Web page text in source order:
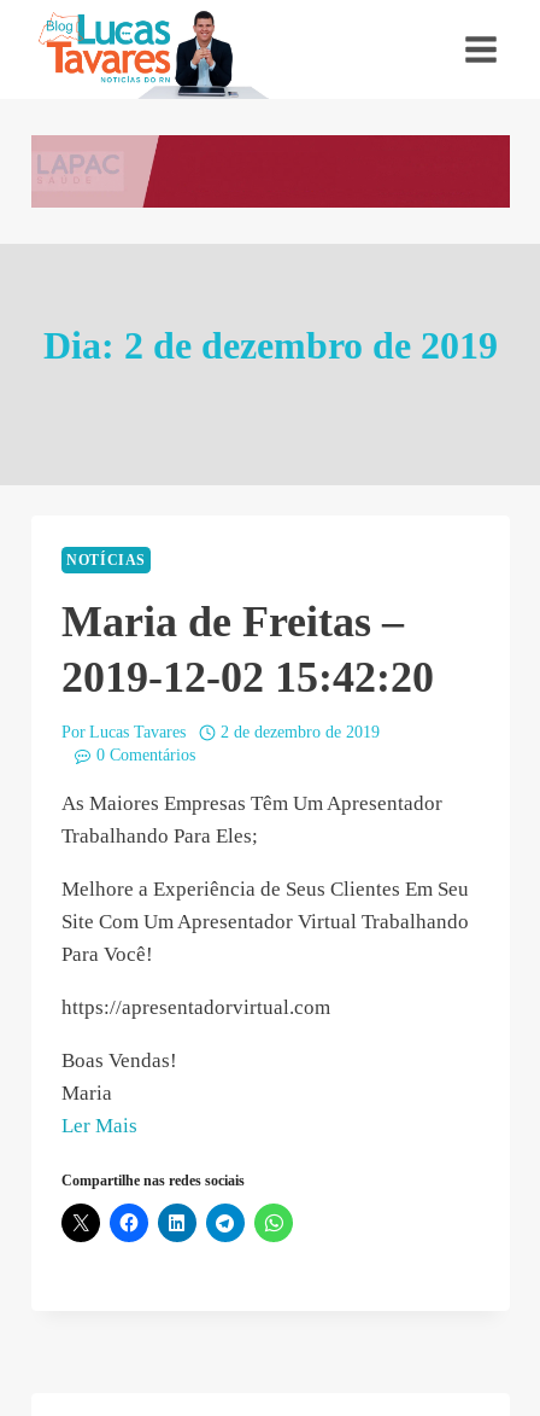
Dia: 2 de dezembro de 2019
NOTÍCIAS
Maria de Freitas –
2019-12-02 15:42:20
Por Lucas Tavares
2 de dezembro de 2019
0 Comentários
As Maiores Empresas Têm Um Apresentador
Trabalhando Para Eles;
Melhore a Experiência de Seus Clientes Em Seu
Site Com Um Apresentador Virtual Trabalhando
Para Você!
https://apresentadorvirtual.com
Boas Vendas!
Maria
Ler Mais
Freitas
–
Compartilhe nas redes sociais